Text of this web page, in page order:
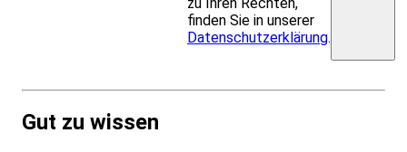
zu Ihren Rechten,
finden Sie in unserer
Datenschutzerklärung.
Gut zu wissen